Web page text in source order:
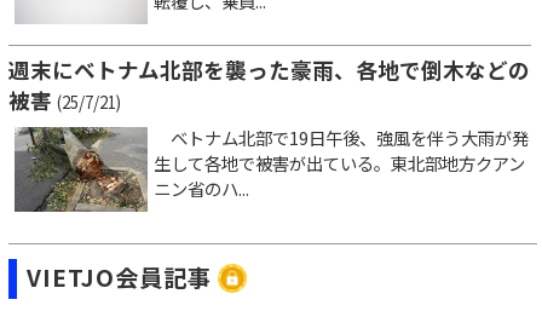
週末にベトナム北部を襲った豪雨、各地で倒木などの
被害 (25/7/21)
ベトナム北部で19日午後、強風を伴う大雨が発
生して各地で被害が出ている。東北部地方クアン
ニン省のハ...
VIETJO会員記事